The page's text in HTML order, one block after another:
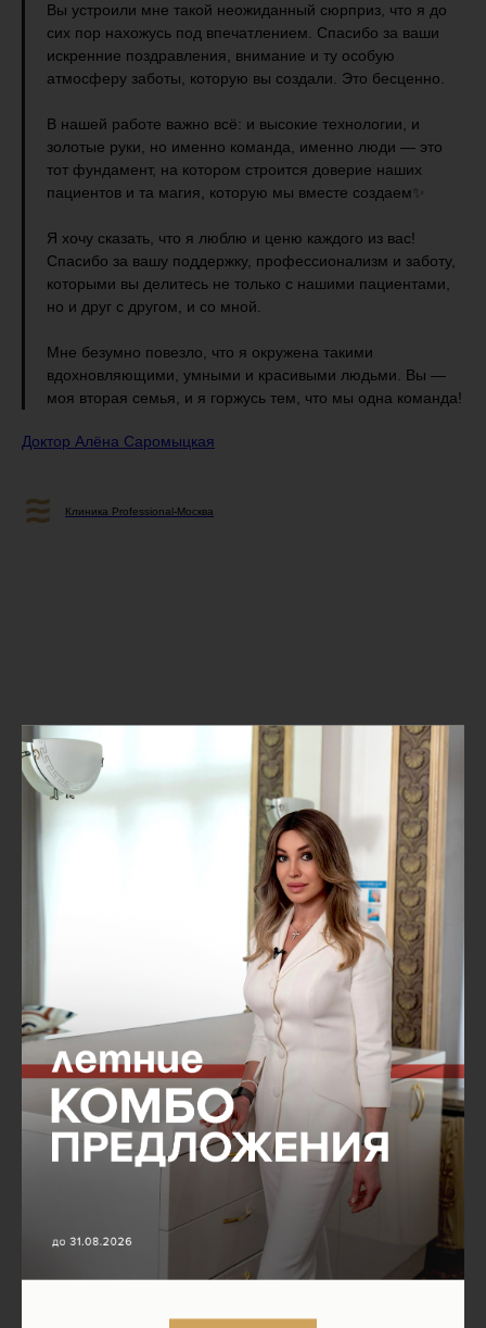
Вы устроили мне такой неожиданный сюрприз, что я до
сих пор нахожусь под впечатлением. Спасибо за ваши
искренние поздравления, внимание и ту особую
атмосферу заботы, которую вы создали. Это бесценно.
В нашей работе важно всё: и высокие технологии, и
золотые руки, но именно команда, именно люди — это
тот фундамент, на котором строится доверие наших
пациентов и та магия, которую мы вместе создаем✨
Я хочу сказать, что я люблю и ценю каждого из вас!
Спасибо за вашу поддержку, профессионализм и заботу,
которыми вы делитесь не только с нашими пациентами,
но и друг с другом, и со мной.
Мне безумно повезло, что я окружена такими
вдохновляющими, умными и красивыми людьми. Вы —
моя вторая семья, и я горжусь тем, что мы одна команда!
Доктор Алёна Саромыцкая
Клиника Professional-Москва